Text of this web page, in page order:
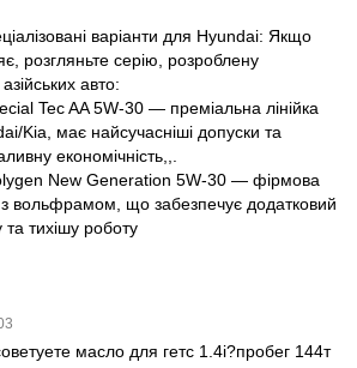
варіанти для Hyundai: Якщо
розгляньте серію, розроблену
авто:
Tec AA 5W-30 — преміальна лінійка
Kia, має найсучасніші допуски та
економічність,,.
New Generation 5W-30 — фірмова
вольфрамом, що забезпечує додатковий
та тихішу роботу
масло для гетс 1.4i?пробег 144т